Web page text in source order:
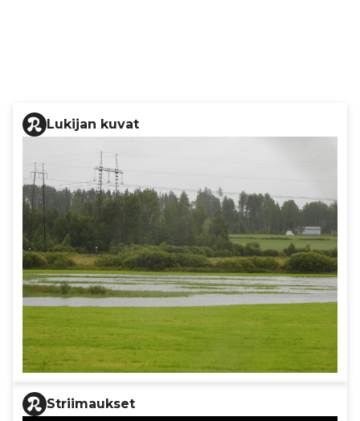
Lukijan kuvat
Striimaukset